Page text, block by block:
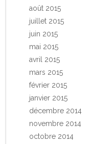
août 2015
juillet 2015
juin 2015
mai 2015
avril 2015
mars 2015
février 2015
janvier 2015
décembre 2014
novembre 2014
octobre 2014